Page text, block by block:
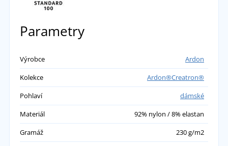
Parametry
Výrobce
Ardon
Kolekce
Ardon®Creatron®
Pohlaví
dámské
Materiál
92% nylon / 8% elastan
Gramáž
230 g/m2